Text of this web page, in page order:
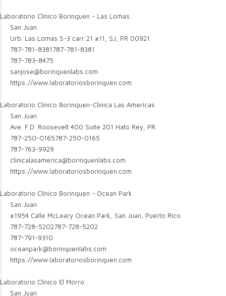
Laboratorio Clinico Borinquen - Las Lomas
San Juan
Urb. Las Lomas S-3 carr 21 #11, SJ, PR 00921
787-781-8381787-781-8381
787-783-8475
sanjose@borinquenlabs.com
https://www.laboratoriosborinquen.com
Laboratorio Clinico Borinquen-Clinica Las Americas
San Juan
Ave. F.D. Roosevelt 400 Suite 201 Hato Rey, PR
787-250-0165787-250-0165
787-763-9929
clinicalasamerica@borinquenlabs.com
https://www.laboratoriosborinquen.com
Laboratorio Clinico Borinquen - Ocean Park
San Juan
#1954 Calle McLeary Ocean Park, San Juan, Puerto Rico
787-728-5202787-728-5202
787-791-9310
oceanpark@borinquenlabs.com
https://www.laboratoriosborinquen.com
Laboratorio Clinico El Morro
San Juan